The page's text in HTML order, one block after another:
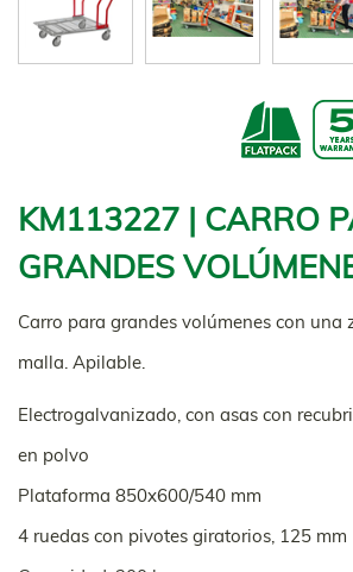
KM113227 | CARRO
GRANDES
Carro para grandes volúmenes con una
malla. Apilable.
Electrogalvanizado, con asas con
en polvo
Plataforma 850x600/540 mm
4 ruedas con pivotes giratorios, 125 mm